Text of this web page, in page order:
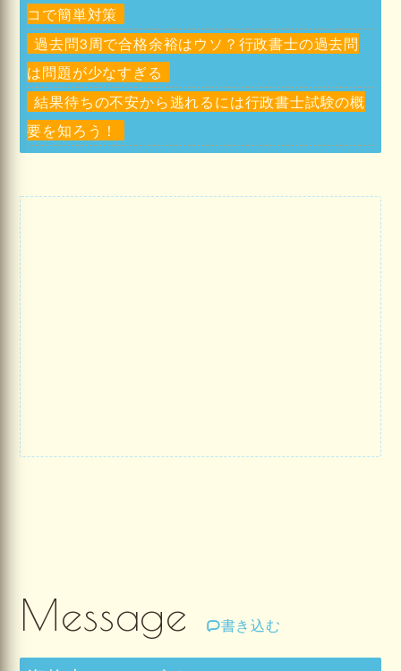
コで簡単対策
過去問3周で合格余裕はウソ？行政書士の過去問
は問題が少なすぎる
結果待ちの不安から逃れるには行政書士試験の概
要を知ろう！
Message 書き込む